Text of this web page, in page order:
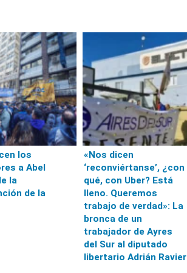
los
a Abel
la
de la
«Nos dicen
‘reconviértanse’, ¿con
qué, con Uber? Está
lleno. Queremos
trabajo de verdad»: La
bronca de un
trabajador de Ayres
del Sur al diputado
libertario Adrián Ravier